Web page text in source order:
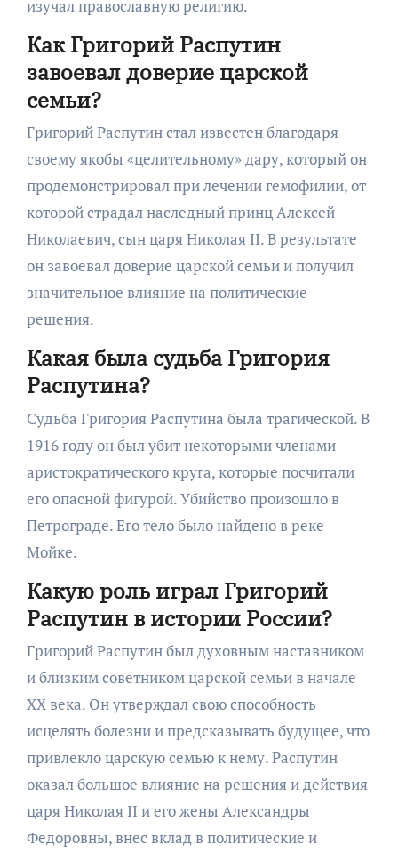
изучал православную религию.
Как Григорий Распутин
завоевал доверие царской
семьи?
Григорий Распутин стал известен благодаря
своему якобы «целительному» дару, который он
продемонстрировал при лечении гемофилии, от
которой страдал наследный принц Алексей
Николаевич, сын царя Николая II. В результате
он завоевал доверие царской семьи и получил
значительное влияние на политические
решения.
Какая была судьба Григория
Распутина?
Судьба Григория Распутина была трагической. В
1916 году он был убит некоторыми членами
аристократического круга, которые посчитали
его опасной фигурой. Убийство произошло в
Петрограде. Его тело было найдено в реке
Мойке.
Какую роль играл Григорий
Распутин в истории России?
Григорий Распутин был духовным наставником
и близким советником царской семьи в начале
XX века. Он утверждал свою способность
исцелять болезни и предсказывать будущее, что
привлекло царскую семью к нему. Распутин
оказал большое влияние на решения и действия
царя Николая II и его жены Александры
Федоровны, внес вклад в политические и